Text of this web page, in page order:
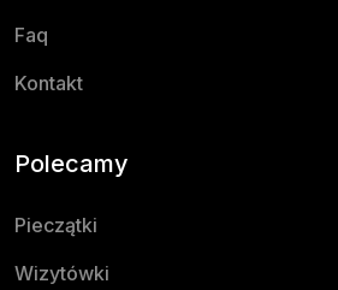
Faq
Kontakt
Polecamy
Pieczątki
Wizytówki